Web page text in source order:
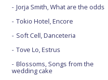
Jorja Smith, What are the odds
Tokio Hotel, Encore
Soft Cell, Danceteria
Tove Lo, Estrus
Blossoms, Songs from the
wedding cake